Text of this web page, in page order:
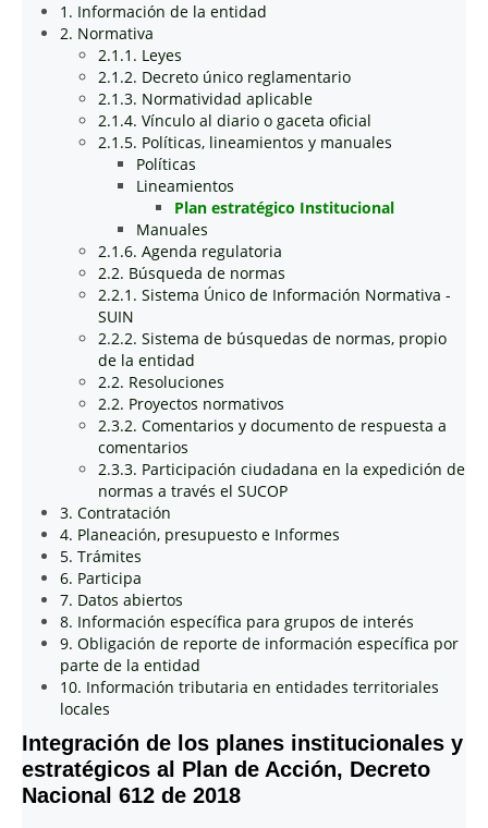
1. Información de la entidad
2. Normativa
2.1.1. Leyes
2.1.2. Decreto único reglamentario
2.1.3. Normatividad aplicable
2.1.4. Vínculo al diario o gaceta oficial
2.1.5. Políticas, lineamientos y manuales
Políticas
Lineamientos
Plan estratégico Institucional
Manuales
2.1.6. Agenda regulatoria
2.2. Búsqueda de normas
2.2.1. Sistema Único de Información Normativa -
SUIN
2.2.2. Sistema de búsquedas de normas, propio
de la entidad
2.2. Resoluciones
2.2. Proyectos normativos
2.3.2. Comentarios y documento de respuesta a
comentarios
2.3.3. Participación ciudadana en la expedición de
normas a través el SUCOP
3. Contratación
4. Planeación, presupuesto e Informes
5. Trámites
6. Participa
7. Datos abiertos
8. Información específica para grupos de interés
9. Obligación de reporte de información específica por
parte de la entidad
10. Información tributaria en entidades territoriales
locales
Integración de los planes institucionales y
estratégicos al Plan de Acción, Decreto
Nacional 612 de 2018